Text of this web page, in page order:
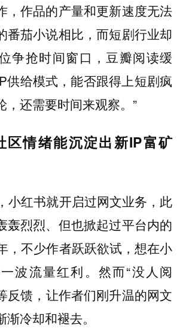
，作品的产量和更新速度无法
番茄小说相比，而短剧行业却
争抢时间窗口，豆瓣阅读缓
供给模式，能否跟得上短剧疯
，还需要时间来观察。”
区情绪能沉淀出新IP富矿
小红书就开启过网文业务，此
轰烈烈、但也掀起过平台内的
，不少作者跃跃欲试，想在小
波流量红利。然而“没人阅
反馈，让作者们刚升温的网文
冷却和褪去。